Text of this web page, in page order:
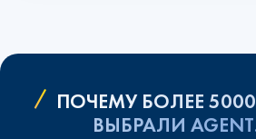
ПОЧЕМУ БОЛЕЕ
ВЫБРАЛИ